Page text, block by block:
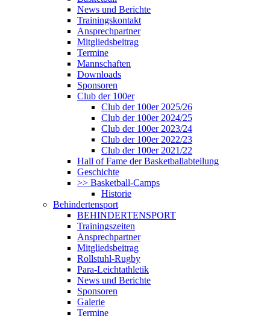
News und Berichte
Trainingskontakt
Ansprechpartner
Mitgliedsbeitrag
Termine
Mannschaften
Downloads
Sponsoren
Club der 100er
Club der 100er 2025/26
Club der 100er 2024/25
Club der 100er 2023/24
Club der 100er 2022/23
Club der 100er 2021/22
Hall of Fame der Basketballabteilung
Geschichte
>> Basketball-Camps
Historie
Behindertensport
BEHINDERTENSPORT
Trainingszeiten
Ansprechpartner
Mitgliedsbeitrag
Rollstuhl-Rugby
Para-Leichtathletik
News und Berichte
Sponsoren
Galerie
Termine